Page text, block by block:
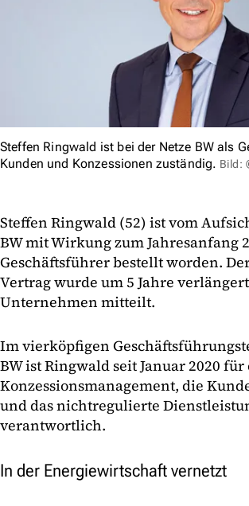
Steffen Ringwald ist bei der Netze BW als
Kunden und Konzessionen zuständig. Bild:
Steffen Ringwald (52) ist vom
BW mit Wirkung zum Jahresanfang
Geschäftsführer bestellt worden.
Vertrag wurde um 5 Jahre
Unternehmen mitteilt.
Im vierköpfigen
BW ist Ringwald seit Januar 2020 für
Konzessionsmanagement, die
und das nichtregulierte
verantwortlich.
In der Energiewirtschaft vernetzt